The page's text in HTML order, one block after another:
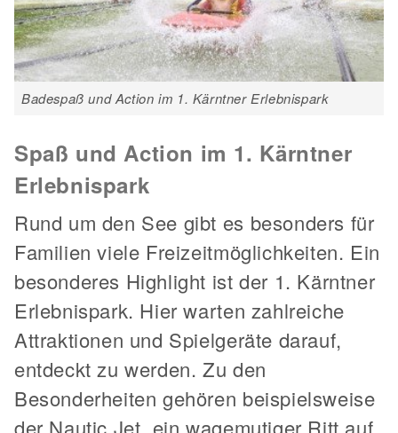
Badespaß und Action im 1. Kärntner Erlebnispark
Spaß und Action im 1. Kärntner
Erlebnispark
Rund um den See gibt es besonders für
Familien viele Freizeitmöglichkeiten. Ein
besonderes Highlight ist der 1. Kärntner
Erlebnispark. Hier warten zahlreiche
Attraktionen und Spielgeräte darauf,
entdeckt zu werden. Zu den
Besonderheiten gehören beispielsweise
der Nautic Jet, ein wagemutiger Ritt auf